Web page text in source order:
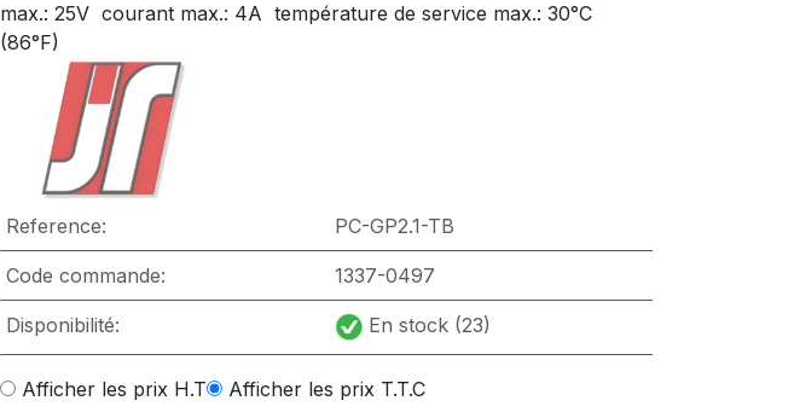
max.: 25V  courant max.: 4A  température de service max.: 30°C
(86°F)
Reference: PC-GP2.1-TB
Code commande: 1337-0497
Disponibilité: En stock (23)
Afficher les prix H.T Afficher les prix T.T.C